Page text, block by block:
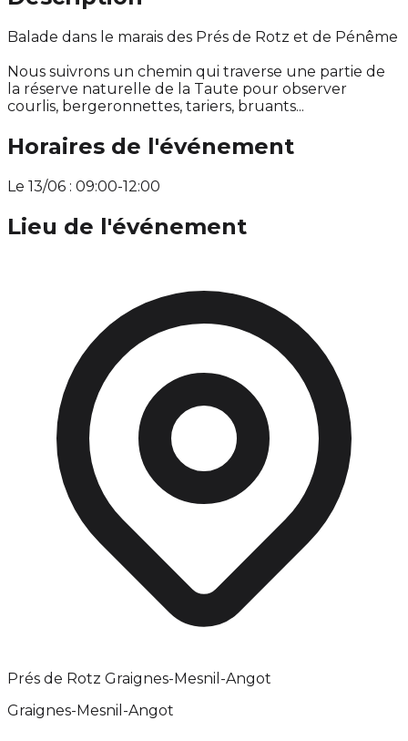
Balade dans le marais des Prés de Rotz et de Pénême
Nous suivrons un chemin qui traverse une partie de
la réserve naturelle de la Taute pour observer
courlis, bergeronnettes, tariers, bruants...
Horaires de l'événement
Le 13/06 : 09:00-12:00
Lieu de l'événement
Prés de Rotz Graignes-Mesnil-Angot
Graignes-Mesnil-Angot